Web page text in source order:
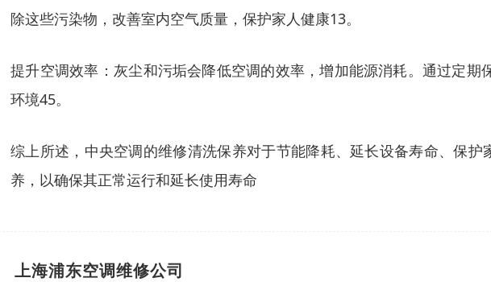
除这些污染物，改善室内空气质量，保护家人健康‌13。
提升空调效率‌：灰尘和污垢会降低空调的效率，增加能源消耗。通过定
环境‌45。
综上所述，中央空调的维修清洗保养对于节能降耗、延长设备寿命、保
养，以确保其正常运行和延长使用寿命
上海浦东空调维修公司